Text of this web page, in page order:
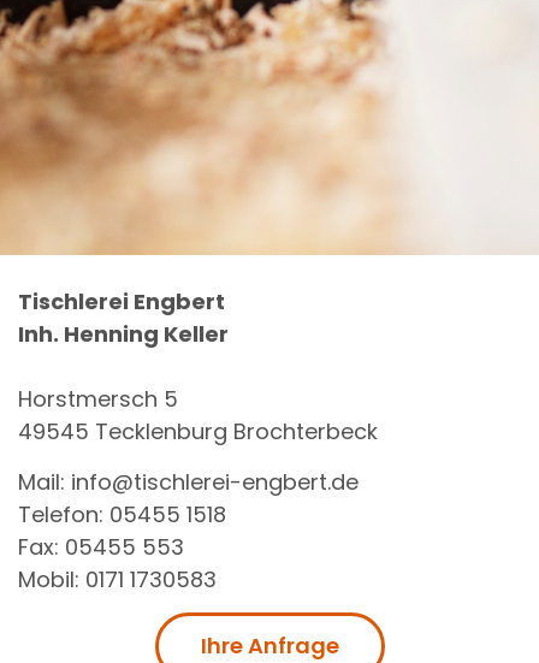
Tischlerei Engbert
Inh. Henning Keller
Horstmersch 5
49545 Tecklenburg Brochterbeck
Mail: info@tischlerei-engbert.de
Telefon: 05455 1518
Fax: 05455 553
Mobil: 0171 1730583
Ihre Anfrage